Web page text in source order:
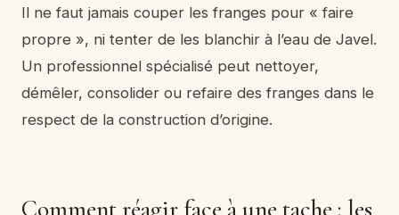
Il ne faut jamais couper les franges pour « faire
propre », ni tenter de les blanchir à l’eau de Javel.
Un professionnel spécialisé peut nettoyer,
démêler, consolider ou refaire des franges dans le
respect de la construction d’origine.
Comment réagir face à une tache : les